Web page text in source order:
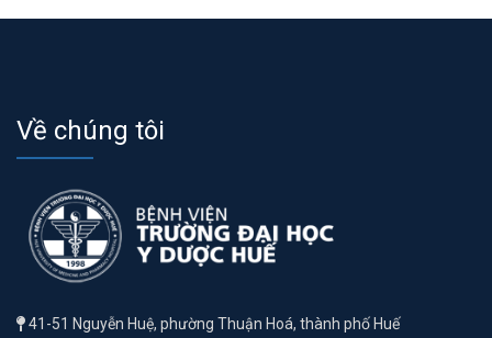
Về chúng tôi
41-51 Nguyễn Huệ, phường Thuận Hoá, thành phố Huế